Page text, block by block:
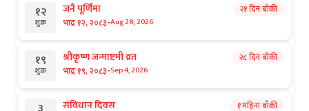
१२
शुक्र
जनै पूर्णिमा
भाद्र १२, २०८३-Aug 28, 2026
२१ दिन बाँकी
१९
शुक्र
श्रीकृष्ण जन्माष्टमी व्रत
भाद्र १९, २०८३-Sep 4, 2026
२८ दिन बाँकी
संविधान दिवस १ महिना बाँकी